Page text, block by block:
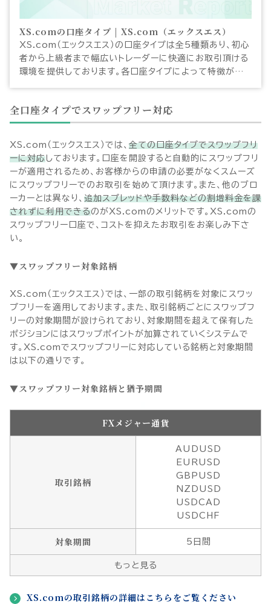
XS.comの口座タイプ | XS.com（エックスエス）
XS.com（エックスエス）の口座タイプは全5種類あり、初心
者から上級者まで幅広いトレーダーに快適にお取引頂ける
環境を提供しております。各口座タイプによって特徴が異
全口座タイプでスワップフリー対応
XS.com（エックスエス）では、 全ての口座タイプでスワップフリ
ーに対応しております。口座を開設すると自動的にスワップフリ
ーが適用されるため、お客様からの申請の必要がなくスムーズ
にスワップフリーでのお取引を始めて頂けます。また、他のブロ
ーカーとは異なり、 追加スプレッドや手数料などの割増料金を課
されずに利用できるのがXS.comのメリットです。XS.comの
スワップフリー口座で、コストを抑えたお取引をお楽しみ下さ
い。
スワップフリー対象銘柄
XS.com（エックスエス）では、一部の取引銘柄を対象にスワッ
プフリーを適用しております。また、取引銘柄ごとにスワップフ
リーの対象期間が設けられており、対象期間を超えて保有した
ポジションにはスワップポイントが加算されていくシステムで
す。XS.comでスワップフリーに対応している銘柄と対象期間
は以下の通りです。
スワップフリー対象銘柄と猶予期間
FXメジャー通貨
取引銘柄
AUDUSD
EURUSD
GBPUSD
NZDUSD
USDCAD
USDCHF
対象期間 5日間
もっと見る
XS.comの取引銘柄の詳細はこちらをご覧ください